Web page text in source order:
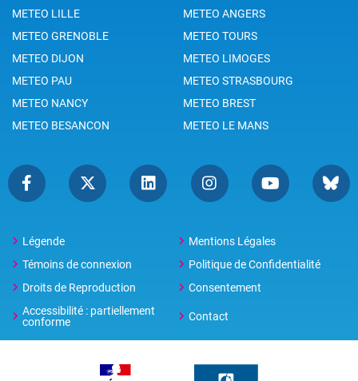
METEO LILLE
METEO ANGERS
METEO GRENOBLE
METEO TOURS
METEO DIJON
METEO LIMOGES
METEO PAU
METEO STRASBOURG
METEO NANCY
METEO BREST
METEO BESANCON
METEO LE MANS
Légende
Mentions Légales
Témoins de connexion
Politique de Confidentialité
Droits de Reproduction
Consentement
Accessibilité : partiellement
conforme
Contact